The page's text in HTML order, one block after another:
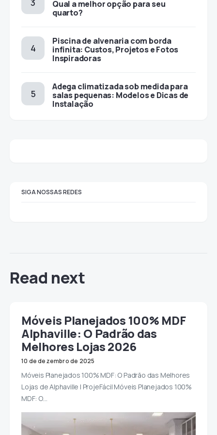
Qual a melhor opção para seu
quarto?
Piscina de alvenaria com borda
infinita: Custos, Projetos e Fotos
Inspiradoras
Adega climatizada sob medida para
salas pequenas: Modelos e Dicas de
Instalação
SIGA NOSSAS REDES
Read next
Móveis Planejados 100% MDF
Alphaville: O Padrão das
Melhores Lojas 2026
10 de dezembro de 2025
Móveis Planejados 100% MDF: O Padrão das Melhores
Lojas de Alphaville | ProjeFácil Móveis Planejados 100%
MDF: O…